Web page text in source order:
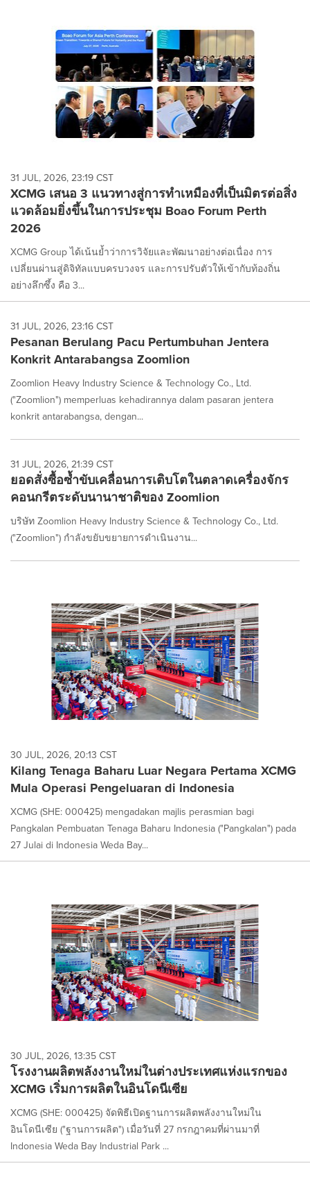
31 JUL, 2026, 23:19 CST
XCMG เสนอ 3 แนวทางสู่การทำเหมืองที่เป็นมิตรต่อสิ่ง
แวดล้อมยิ่งขึ้นในการประชุม Boao Forum Perth
2026
XCMG Group ได้เน้นย้ำว่าการวิจัยและพัฒนาอย่างต่อเนื่อง การ
เปลี่ยนผ่านสู่ดิจิทัลแบบครบวงจร และการปรับตัวให้เข้ากับท้องถิ่น
อย่างลึกซึ้ง คือ 3...
31 JUL, 2026, 23:16 CST
Pesanan Berulang Pacu Pertumbuhan Jentera
Konkrit Antarabangsa Zoomlion
Zoomlion Heavy Industry Science & Technology Co., Ltd.
("Zoomlion") memperluas kehadirannya dalam pasaran jentera
konkrit antarabangsa, dengan...
31 JUL, 2026, 21:39 CST
ยอดสั่งซื้อซ้ำขับเคลื่อนการเติบโตในตลาดเครื่องจักร
คอนกรีตระดับนานาชาติของ Zoomlion
บริษัท Zoomlion Heavy Industry Science & Technology Co., Ltd.
("Zoomlion") กำลังขยับขยายการดำเนินงาน...
30 JUL, 2026, 20:13 CST
Kilang Tenaga Baharu Luar Negara Pertama XCMG
Mula Operasi Pengeluaran di Indonesia
XCMG (SHE: 000425) mengadakan majlis perasmian bagi
Pangkalan Pembuatan Tenaga Baharu Indonesia ("Pangkalan") pada
27 Julai di Indonesia Weda Bay...
30 JUL, 2026, 13:35 CST
โรงงานผลิตพลังงานใหม่ในต่างประเทศแห่งแรกของ
XCMG เริ่มการผลิตในอินโดนีเซีย
XCMG (SHE: 000425) จัดพิธีเปิดฐานการผลิตพลังงานใหม่ใน
อินโดนีเซีย ("ฐานการผลิต") เมื่อวันที่ 27 กรกฎาคมที่ผ่านมาที่
Indonesia Weda Bay Industrial Park ...